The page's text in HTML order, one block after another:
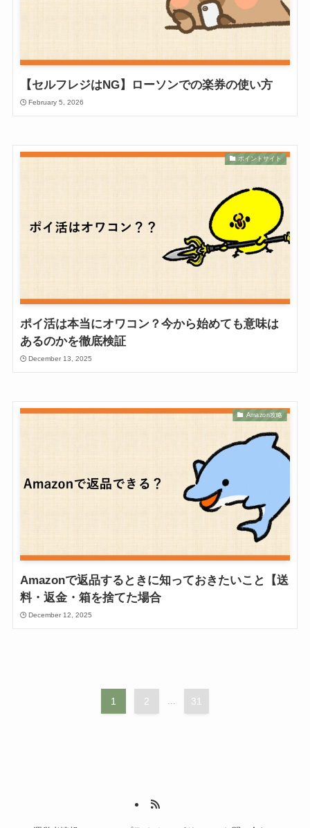
【セルフレジはNG】ローソンでの楽券の使い方
February 5, 2026
ポイントサイト
ポイ活は本当にオワコン？今から始めても意味は
あるのかを徹底検証
December 13, 2025
Amazon攻略
Amazonで返品するときに知っておきたいこと【送
料・返金・箱を捨てた場合
December 12, 2025
1 2 31